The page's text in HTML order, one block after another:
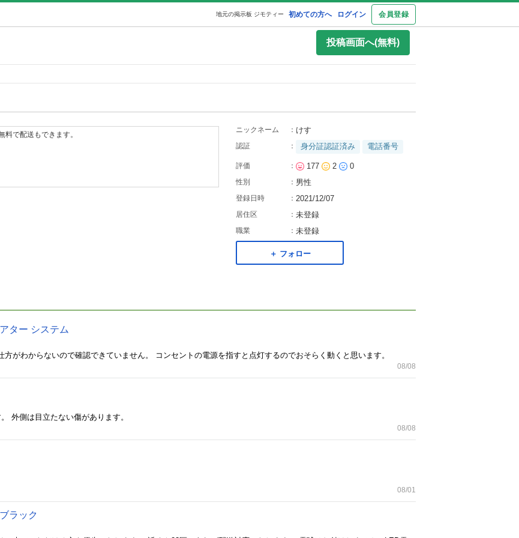
初めての方へ ログイン 会員登録
地元の掲示板 ジモティー
投稿画面へ(無料)
料で配送もできます。
ニックネーム ： けす
認証 ： 身分証認証済み 電話番号
評価 ： 177 2 0
性別 ： 男性
登録日時 ： 2021/12/07
居住区 ： 未登録
職業 ： 未登録
＋ フォロー
ター システム
がわからないので確認できていません。 コンセントの電源を指すと点灯するのでおそらく動くと思います。
08/08
外側は目立たない傷があります。
08/08
08/01
ラック